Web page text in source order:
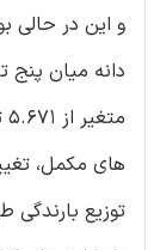
و این در حالی
دانه میان
های مکمل،
توزیع